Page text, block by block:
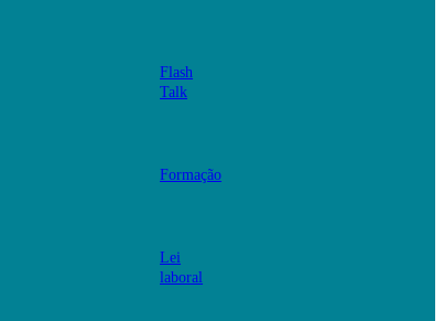
Flash
Talk
Formação
Lei
laboral